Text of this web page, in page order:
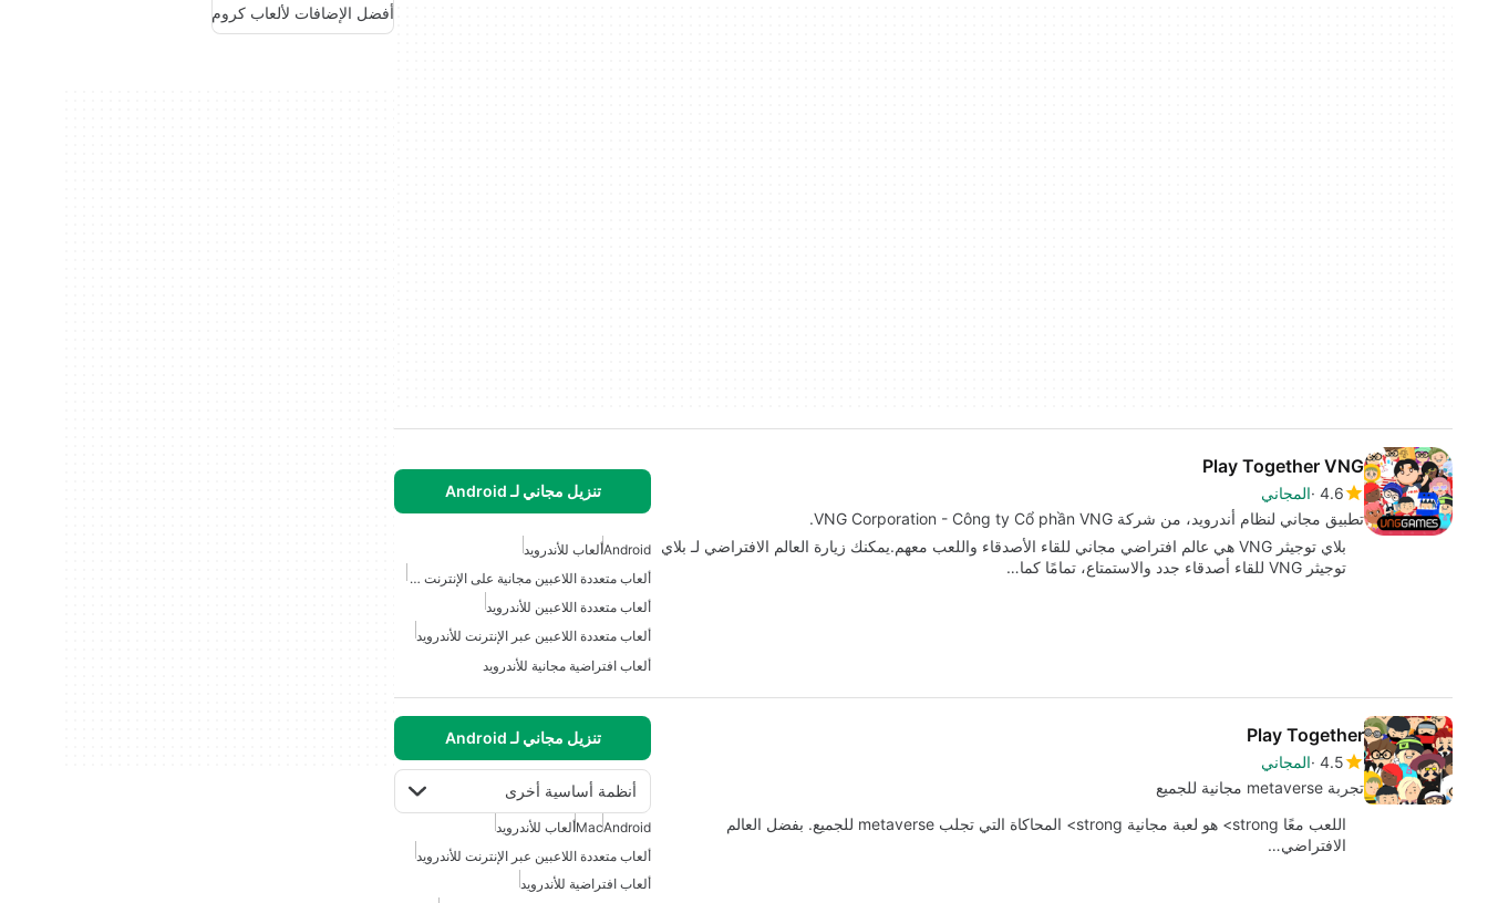
Play Together VNG
4.6 المجاني
تطبيق مجاني لنظام أندرويد، من شركة VNG Corporation - Công ty Cổ phần VNG.
تنزيل مجاني لـ Android
بلاي توجيثر VNG هي عالم افتراضي مجاني للقاء الأصدقاء واللعب معهم.يمكنك زيارة العالم الافتراضي لـ بلاي
توجيثر VNG للقاء أصدقاء جدد والاستمتاع، تمامًا كما…
Androidألعاب للأندرويد
ألعاب متعددة اللاعبين مجانية على الإنترنت للأندرويد
ألعاب متعددة اللاعبين للأندرويد
ألعاب متعددة اللاعبين عبر الإنترنت للأندرويد
ألعاب افتراضية مجانية للأندرويد
Play Together
4.5 المجاني
تجربة metaverse مجانية للجميع
تنزيل مجاني لـ Android
أنظمة أساسية أخرى
اللعب معًا strong> هو لعبة مجانية strong> المحاكاة التي تجلب metaverse للجميع. بفضل العالم
الافتراضي…
Android
Macألعاب للأندرويد
ألعاب متعددة اللاعبين عبر الإنترنت للأندرويد
ألعاب افتراضية للأندرويد
أفضل الإضافات لألعاب كروم